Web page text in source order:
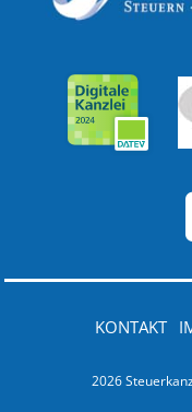
2026
KONTAKT